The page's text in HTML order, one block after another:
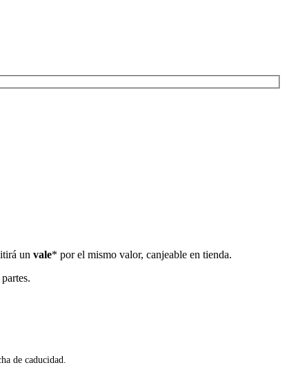
un vale* por el mismo valor, canjeable en tienda.
de caducidad.